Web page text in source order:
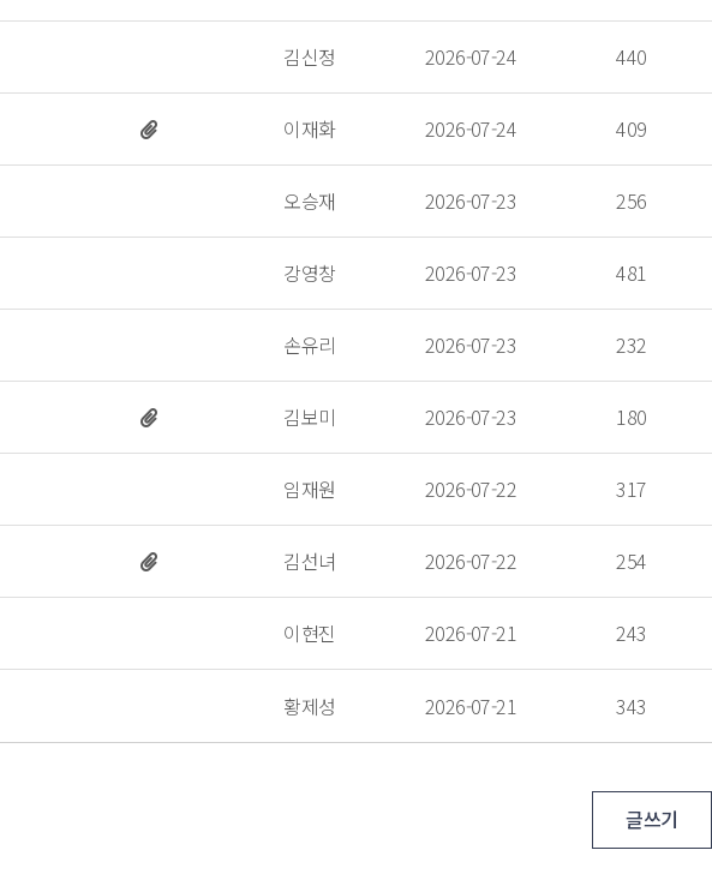
김신정 2026-07-24 440
이재화 2026-07-24 409
오승재 2026-07-23 256
강영창 2026-07-23 481
손유리 2026-07-23 232
김보미 2026-07-23 180
임재원 2026-07-22 317
김선녀 2026-07-22 254
이현진 2026-07-21 243
황제성 2026-07-21 343
글쓰기